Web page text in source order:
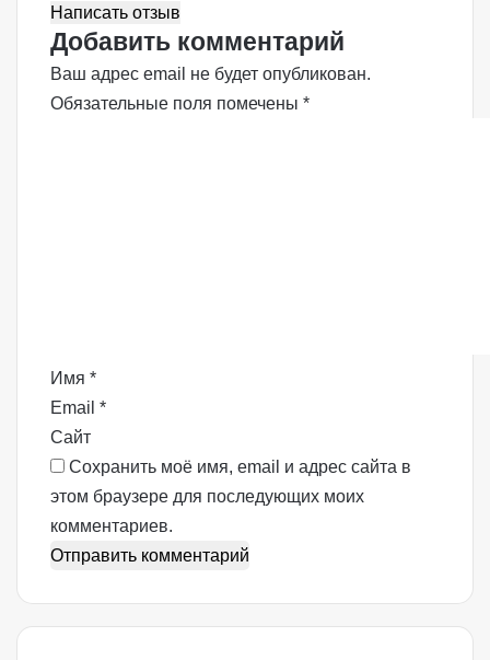
Написать отзыв
Добавить комментарий
Ваш адрес email не будет опубликован.
Обязательные поля помечены *
р
и
й
*
Имя *
Email *
Сайт
Сохранить моё имя, email и адрес сайта в
этом браузере для последующих моих
комментариев.